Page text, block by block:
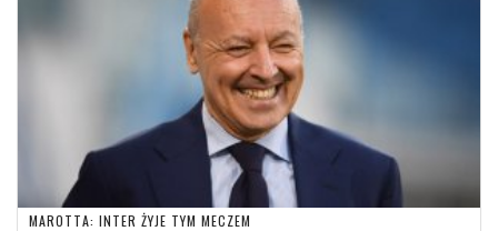
MAROTTA: INTER ŻYJE TYM MECZEM